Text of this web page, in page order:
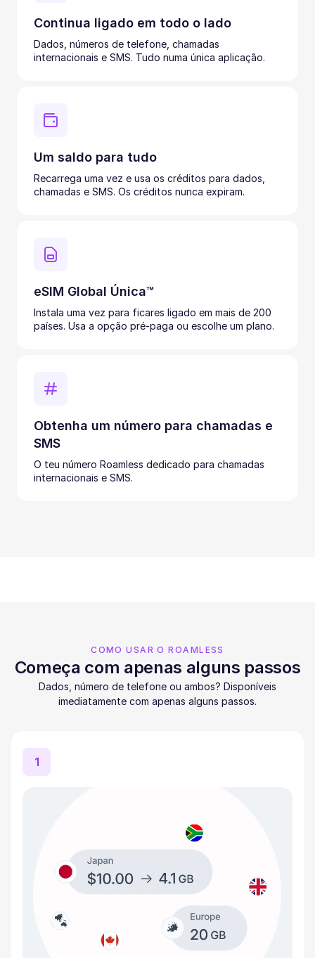
Continua ligado em todo o lado
Dados, números de telefone, chamadas
internacionais e SMS. Tudo numa única aplicação.
Um saldo para tudo
Recarrega uma vez e usa os créditos para dados,
chamadas e SMS. Os créditos nunca expiram.
eSIM Global Única™
Instala uma vez para ficares ligado em mais de 200
países. Usa a opção pré-paga ou escolhe um plano.
Obtenha um número para chamadas e
SMS
O teu número Roamless dedicado para chamadas
internacionais e SMS.
COMO USAR O ROAMLESS
Começa com apenas alguns passos
Dados, número de telefone ou ambos? Disponíveis
imediatamente com apenas alguns passos.
1